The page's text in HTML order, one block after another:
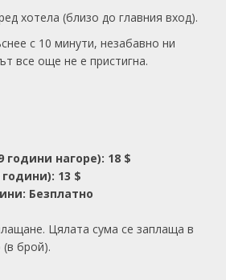
хотела (близо до главния вход).
с 10 минути, незабавно ни
все още не е пристигна.
години нагоре): 18 $
13 $
Безплатно
Цялата сума се заплаща в
брой).